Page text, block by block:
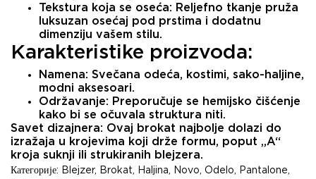
Tekstura koja se oseća: Reljefno tkanje pruža
luksuzan osećaj pod prstima i dodatnu
dimenziju vašem stilu.
Karakteristike proizvoda:
Namena: Svečana odeća, kostimi, sako-haljine,
modni aksesoari.
Održavanje: Preporučuje se hemijsko čišćenje
kako bi se očuvala struktura niti.
Savet dizajnera: Ovaj brokat najbolje dolazi do
izražaja u krojevima koji drže formu, poput „A“
kroja suknji ili strukiranih blejzera.
Категорије: Blejzer, Brokat, Haljina, Novo, Odelo, Pantalone,